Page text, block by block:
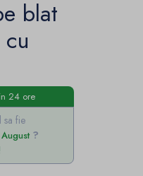
blat
24 ore
sa fie